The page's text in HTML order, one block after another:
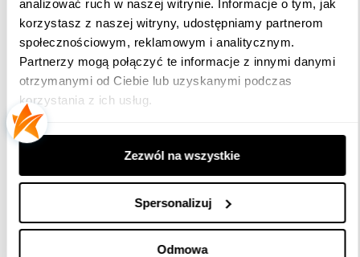
analizować ruch w naszej witrynie. Informacje o tym, jak
korzystasz z naszej witryny, udostępniamy partnerom
społecznościowym, reklamowym i analitycznym.
Partnerzy mogą połączyć te informacje z innymi danymi
otrzymanymi od Ciebie lub uzyskanymi podczas
korzystania z ich usług.
Zezwól na wszystkie
Spersonalizuj
Odmowa
Materiałów MPA NRW, co zapewnia o
jego wysokiej jakości i
bezpieczeństwie użytkowania.
Dlaczego Warto Wybrać Choinkę
Silhouette MIX PE 400 cm?
Wybierającdużą choinkę sztuczną
Silhouette MIX PE 400 cm, inwestujesz
w produkt, który łączy w sobie elegancję,
trwałość oraz funkcjonalność. Jej
atrakcyjny wygląd i łatwość w montażu
sprawią, że przygotowania do świąt będą